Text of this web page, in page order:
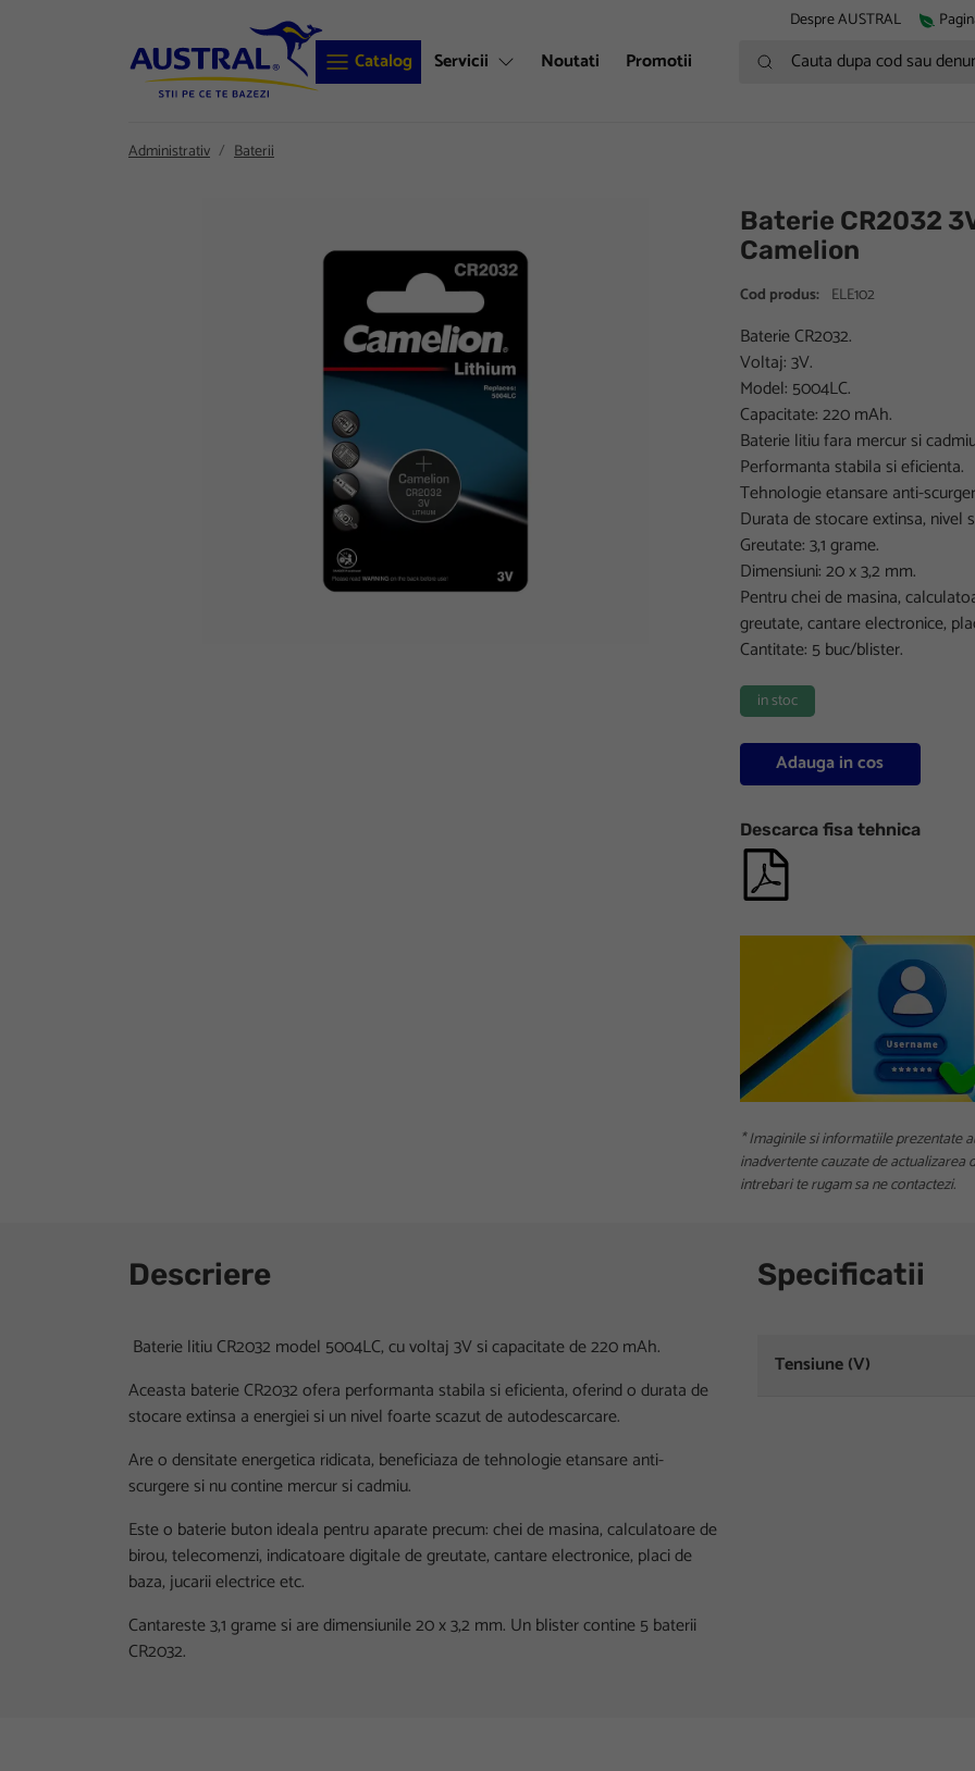
Despre AUSTRAL
Catalog Servicii Noutati Promotii Cauta dupa cod sau denumire
Administrativ Baterii
Baterie CR2032
Camelion
Cod produs: ELE102
Baterie CR2032.
Voltaj: 3V.
Model: 5004LC.
Capacitate: 220 mAh.
Baterie litiu fara mercur si
Performanta stabila si eficienta.
Tehnologie etansare anti-
Durata de stocare extinsa, nivel
Greutate: 3,1 grame.
Dimensiuni: 20 x 3,2 mm.
Pentru chei de masina,
greutate, cantare electronice,
Cantitate: 5 buc/blister.​
in stoc
Adauga in cos
Descarca fisa tehnica
* Imaginile si informatiile prezentate
inadvertente cauzate de
intrebari te rugam sa ne contactezi.
Descriere
Baterie litiu CR2032 model 5004LC, cu voltaj 3V si capacitate de 220 mAh.
Aceasta baterie CR2032 ofera performanta stabila si eficienta, oferind o durata de
stocare extinsa a energiei si un nivel foarte scazut de autodescarcare.
Are o densitate energetica ridicata, beneficiaza de tehnologie etansare anti-
scurgere si nu contine mercur si cadmiu.
Este o baterie buton ideala pentru aparate precum: chei de masina, calculatoare de
birou, telecomenzi, indicatoare digitale de greutate, cantare electronice, placi de
baza, jucarii electrice etc.
Cantareste 3,1 grame si are dimensiunile 20 x 3,2 mm. Un blister contine 5 baterii
CR2032.
Specificatii
Tensiune (V)